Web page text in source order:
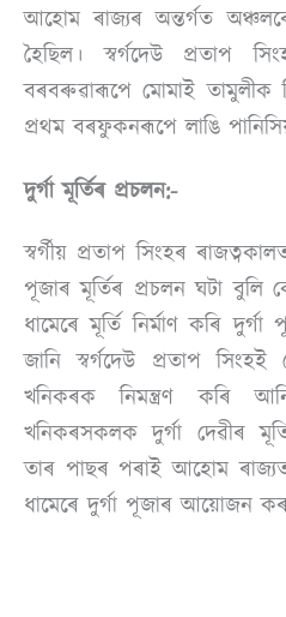
আহোম ৰাজ্যৰ অন্তৰ্গত
হৈছিল।স্বৰ্গদেউ প্ৰতাপ
বৰবৰুৱাৰূপে মোমাই তামুলীক
প্ৰথম বৰফুকনৰূপে লাঙি
দুৰ্গা মূৰ্তিৰ প্ৰচলন:-
স্বৰ্গীয় প্ৰতাপ সিংহৰ
পূজাৰ মূৰ্তিৰ প্ৰচলন ঘটা
ধামেৰে মূৰ্তি নিৰ্মাণ কৰি
জানি স্বৰ্গদেউ প্ৰতাপ
খনিকৰক নিমন্ত্ৰণ কৰি
খনিকৰসকলক দুৰ্গা দেৱীৰ
তাৰ পাছৰ পৰাই আহোম ৰাজ্যত
ধামেৰে দুৰ্গা পূজাৰ আয়োজন